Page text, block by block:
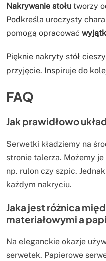
Nakrywanie stołu tworzy
Podkreśla uroczysty
pomogą opracować
Pięknie nakryty stół
przyjęcie. Inspiruje do
FAQ
Jak prawidłowo
Serwetki kładziemy na
stronie talerza. Możemy
np. rulon czy szpic.
każdym nakryciu.
Jaka jest różnica
materiałowymi a
Na eleganckie okazje
serwetek. Papierowe